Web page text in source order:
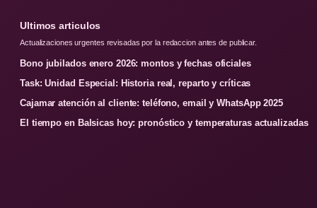
Ultimos articulos
Actualizaciones urgentes revisadas por la redaccion antes de publicar.
Bono jubilados enero 2026: montos y fechas oficiales
Task: Unidad Especial: Historia real, reparto y críticas
Cajamar atención al cliente: teléfono, email y WhatsApp 2025
El tiempo en Balsicas hoy: pronóstico y temperaturas actualizadas